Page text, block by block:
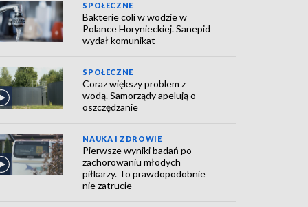
SPOŁECZNE
Bakterie coli w wodzie w
Polance Horynieckiej. Sanepid
wydał komunikat
SPOŁECZNE
Coraz większy problem z
wodą. Samorządy apelują o
oszczędzanie
NAUKA I ZDROWIE
Pierwsze wyniki badań po
zachorowaniu młodych
piłkarzy. To prawdopodobnie
nie zatrucie